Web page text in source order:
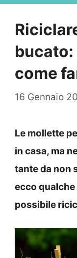
bucato:
come
16 Gennaio
Le mollette
in casa, ma
tante da non
ecco qualche
possibile